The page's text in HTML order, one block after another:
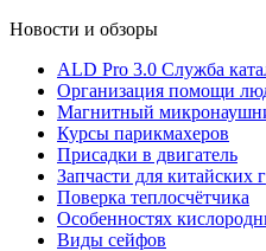
Новости и обзоры
ALD Pro 3.0 Служба
Организация помощи
Магнитный
Курсы парикмахеров
Присадки в двигатель
Запчасти для китайских
Поверка теплосчётчика
Особенностях
Виды сейфов